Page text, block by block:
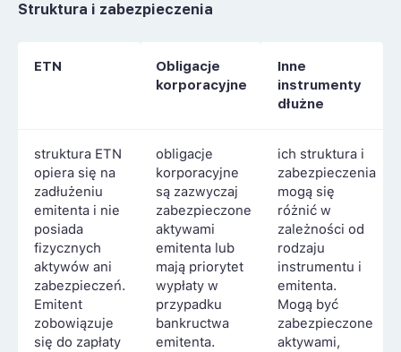
Struktura i zabezpieczenia
ETN
Obligacje
korporacyjne
Inne
instrumenty
dłużne
struktura ETN
opiera się na
zadłużeniu
emitenta i nie
posiada
fizycznych
aktywów ani
zabezpieczeń.
Emitent
zobowiązuje
się do zapłaty
obligacje
korporacyjne
są zazwyczaj
zabezpieczone
aktywami
emitenta lub
mają priorytet
wypłaty w
przypadku
bankructwa
emitenta.
ich struktura i
zabezpieczenia
mogą się
różnić w
zależności od
rodzaju
instrumentu i
emitenta.
Mogą być
zabezpieczone
aktywami,